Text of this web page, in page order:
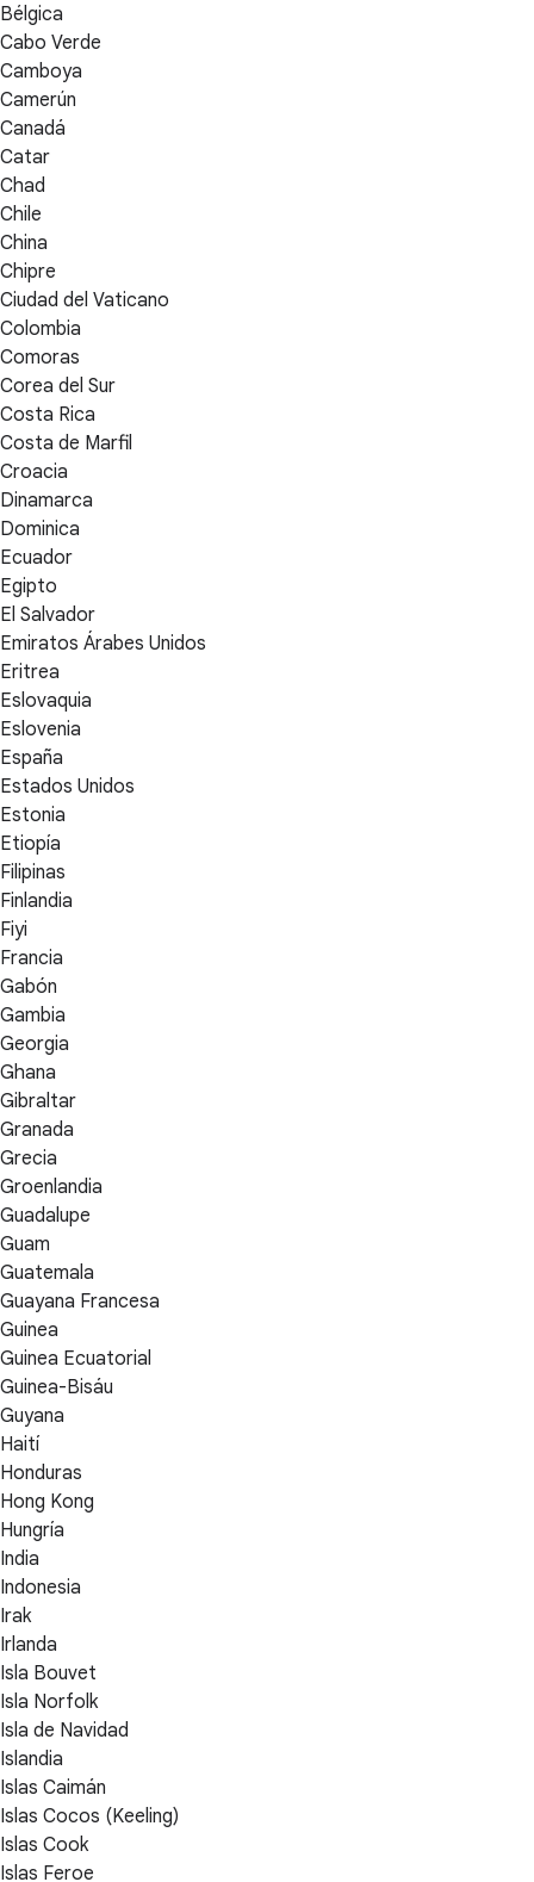
Bélgica
Cabo Verde
Camboya
Camerún
Canadá
Catar
Chad
Chile
China
Chipre
Ciudad del Vaticano
Colombia
Comoras
Corea del Sur
Costa Rica
Costa de Marfil
Croacia
Dinamarca
Dominica
Ecuador
Egipto
El Salvador
Emiratos Árabes Unidos
Eritrea
Eslovaquia
Eslovenia
España
Estados Unidos
Estonia
Etiopía
Filipinas
Finlandia
Fiyi
Francia
Gabón
Gambia
Georgia
Ghana
Gibraltar
Granada
Grecia
Groenlandia
Guadalupe
Guam
Guatemala
Guayana Francesa
Guinea
Guinea Ecuatorial
Guinea-Bisáu
Guyana
Haití
Honduras
Hong Kong
Hungría
India
Indonesia
Irak
Irlanda
Isla Bouvet
Isla Norfolk
Isla de Navidad
Islandia
Islas Caimán
Islas Cocos (Keeling)
Islas Cook
Islas Feroe